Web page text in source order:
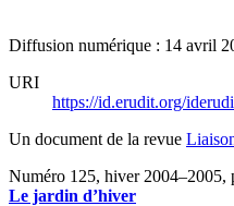
Diffusion numérique : 14 avril
URI
https://id.erudit.org/
Un document de la revue
Numéro 125, hiver 2004–2005,
Le jardin d’hiver